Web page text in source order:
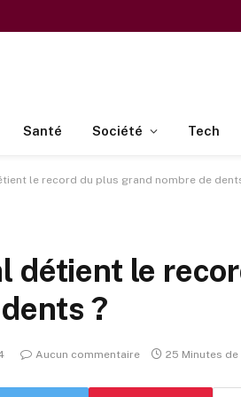
Santé Société Tech
le record du plus grand nombre de
détient le
?
Aucun commentaire 25 Minutes